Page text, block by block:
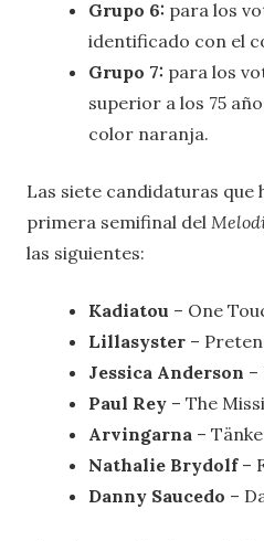
Grupo 6: para los
identificado con el
Grupo 7: para los
superior a los 75
color naranja.
Las siete candidaturas que
primera semifinal del
las siguientes:
Kadiatou – One
Lillasyster –
Jessica Anderson
Paul Rey – The
Arvingarna –
Nathalie Brydolf–
Danny Saucedo –